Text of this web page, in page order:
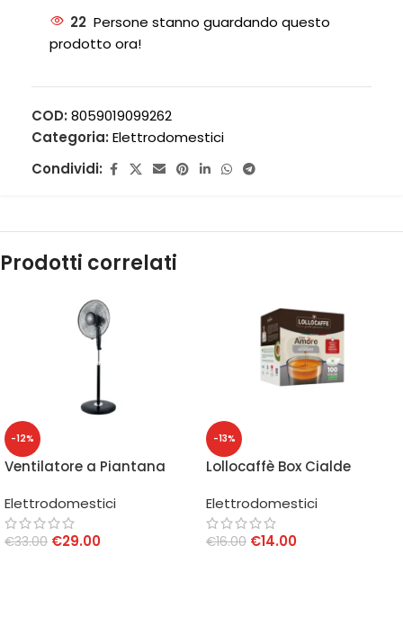
22 Persone stanno guardando questo
prodotto ora!
COD: 8059019099262
Categoria: Elettrodomestici
Condividi:
Prodotti correlati
-12%
Ventilatore a Piantana
Elettrodomestici
€33.00 €29.00
-13%
Lollocaffè Box Cialde
100 pz
Elettrodomestici
€16.00 €14.00